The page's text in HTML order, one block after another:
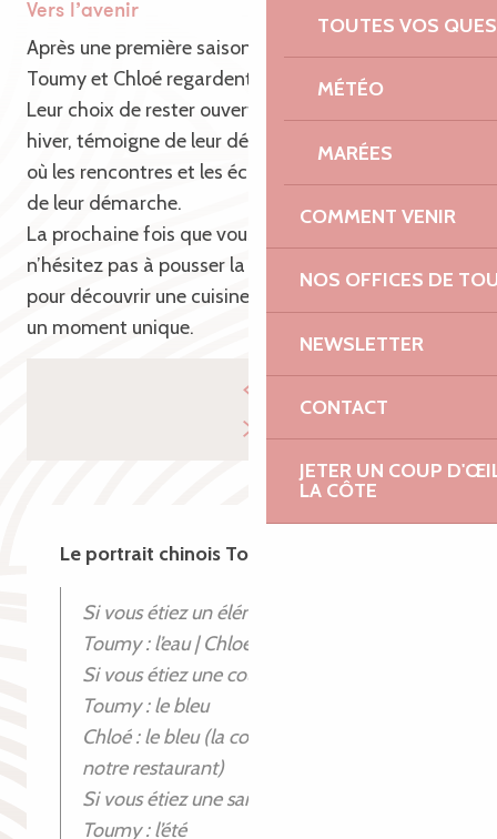
TOUTES VOS
MÉTÉO
MARÉES
COMMENT VENIR
NOS OFFICES DE
NEWSLETTER
CONTACT
JETER UN COUP
LA CÔTE
Vers l’avenir
Après une première saison réussie malgré les défis,
Toumy et Chloé regardent l’avenir avec confiance.
Leur choix de rester ouvert toute l’année, même en
hiver, témoigne de leur désir de créer un lieu de vie
où les rencontres et les échanges restent au cœur
de leur démarche.
La prochaine fois que vous passerez à Trébeurden,
n’hésitez pas à pousser la porte de leur restaurant
pour découvrir une cuisine authentique et partager
un moment unique.
Le portrait chinois Toumy et Chloé
Si vous étiez un élément ?
Toumy : l’eau | Chloé : le feu
Si vous étiez une couleur ?
Toumy : le bleu
Chloé : le bleu (la couleur dominante de
notre restaurant)
Si vous étiez une saison ?
Toumy : l’été